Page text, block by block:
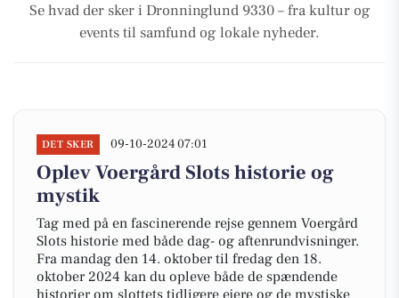
Se hvad der sker i Dronninglund 9330 – fra kultur og
events til samfund og lokale nyheder.
DET SKER 09-10-2024 07:01
Oplev Voergård Slots historie og
mystik
Tag med på en fascinerende rejse gennem Voergård
Slots historie med både dag- og aftenrundvisninger.
Fra mandag den 14. oktober til fredag den 18.
oktober 2024 kan du opleve både de spændende
historier om slottets tidligere ejere og de mystiske